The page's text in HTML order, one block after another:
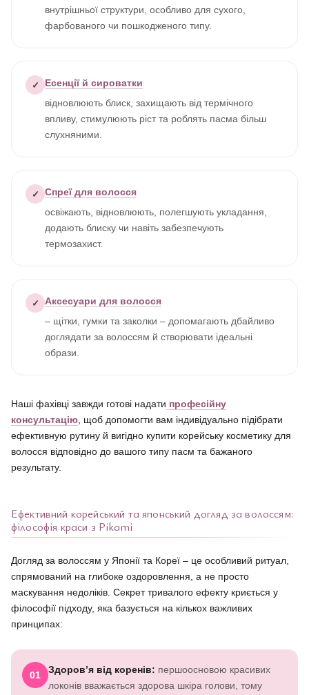
внутрішньої структури, особливо для сухого,
фарбованого чи пошкодженого типу.
✓
Есенції й сироватки
відновлюють блиск, захищають від термічного
впливу, стимулюють ріст та роблять пасма більш
слухняними.
✓
Спреї для волосся
освіжають, відновлюють, полегшують укладання,
додають блиску чи навіть забезпечують
термозахист.
✓
Аксесуари для волосся
– щітки, гумки та заколки – допомагають дбайливо
доглядати за волоссям й створювати ідеальні
образи.
Наші фахівці завжди готові надати професійну
консультацію , щоб допомогти вам індивідуально підібрати
ефективную рутину й вигідно купити корейську косметику для
волосся відповідно до вашого типу пасм та бажаного
результату.
Ефективний корейський та японський догляд за волоссям:
філософія краси з Pikami
Догляд за волоссям у Японії та Кореї – це особливий ритуал,
спрямований на глибоке оздоровлення, а не просто
маскування недоліків. Секрет тривалого ефекту криється у
філософії підходу, яка базується на кількох важливих
принципах:
01 Здоров’я від коренів: першоосновою красивих
локонів вважається здорова шкіра голови, тому